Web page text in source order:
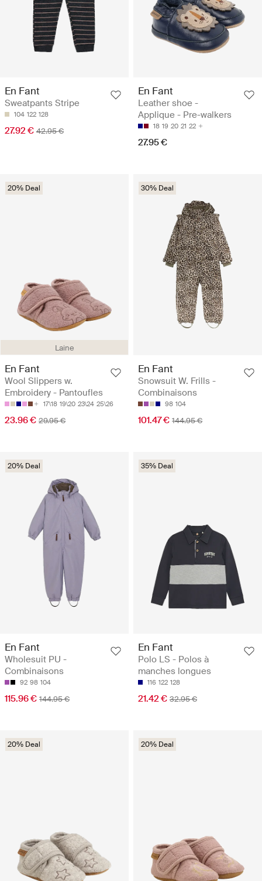
En Fant
Sweatpants Stripe
104 122 128
27.92 € 42.95 €
En Fant
Leather shoe -
Applique - Pre-walkers
18 19 20 21 22
27.95 €
Laine
20% Deal
En Fant
Wool Slippers w.
Embroidery - Pantoufles
17\18 19\20 23\24 25\26
23.96 € 29.95 €
30% Deal
En Fant
Snowsuit W. Frills -
Combinaisons
98 104
101.47 € 144.95 €
20% Deal
En Fant
Wholesuit PU -
Combinaisons
92 98 104
115.96 € 144.95 €
35% Deal
En Fant
Polo LS - Polos à
manches longues
116 122 128
21.42 € 32.95 €
20% Deal 20% Deal